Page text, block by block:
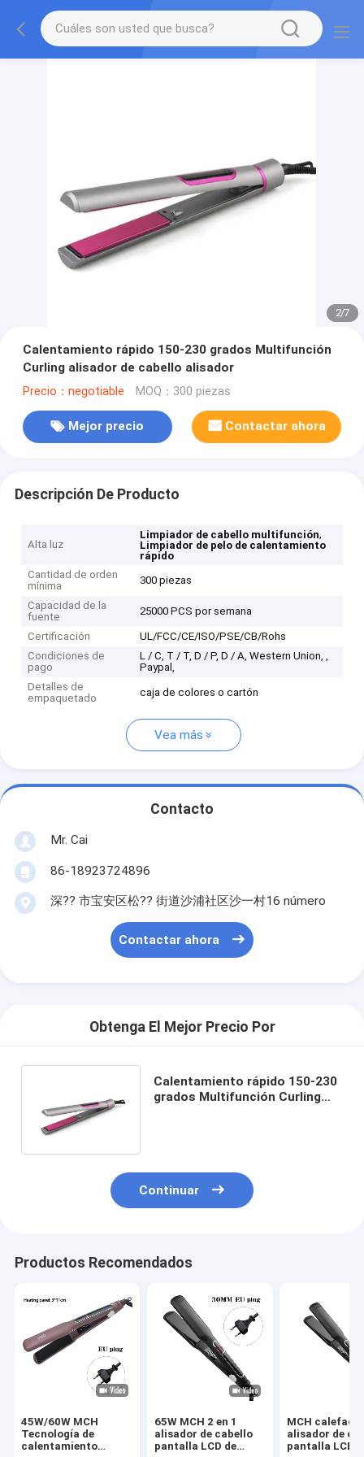
2/7
Calentamiento rápido 150-230 grados Multifunción
Curling alisador de cabello alisador
Precio：negotiable MOQ：300 piezas
Mejor precio Contactar ahora
Descripción De Producto
Alta luz
Limpiador de cabello multifunción,
Limpiador de pelo de calentamiento
rápido
Cantidad de orden
mínima
300 piezas
Capacidad de la
fuente
25000 PCS por semana
Certificación
UL/FCC/CE/ISO/PSE/CB/Rohs
Condiciones de
pago
L / C, T / T, D / P, D / A, Western Union, ,
Paypal,
Detalles de
empaquetado
caja de colores o cartón
Vea más
Contacto
Mr. Cai
86-18923724896
深?? 市宝安区松?? 街道沙浦社区沙一村16 número
Contactar ahora
Obtenga El Mejor Precio Por
Calentamiento rápido 150-230
grados Multifunción Curling
Continuar
Productos Recomendados
45W/60W MCH
Tecnología de
calentamiento
65W MCH 2 en 1
alisador de cabello
pantalla LCD de
MCH
alisador de
pantalla LCD